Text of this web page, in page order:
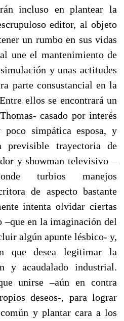
incluso en plantear la
editor, al objeto
un rumbo en sus vidas
une el mantenimiento de
y unas actitudes
parte consustancial en la
ellos se encontrará un
casado por interés
poco simpática esposa, y
previsible trayectoria de
y showman televisivo –
turbios manejos
de aspecto bastante
intenta olvidar ciertas
–que en la imaginación del
algún apunte lésbico- y,
que desea legitimar la
y acaudalado industrial.
unirse –aún en contra
deseos-, para lograr
y plantar cara a los